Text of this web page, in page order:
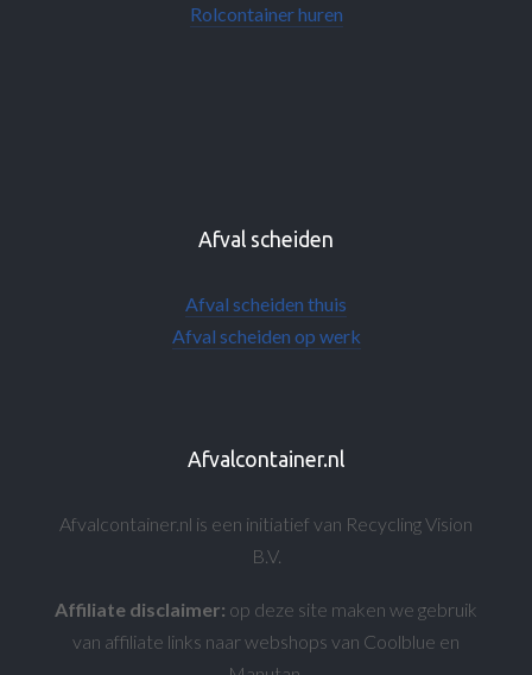
Rolcontainer huren
Afval scheiden
Afval scheiden thuis
Afval scheiden op werk
Afvalcontainer.nl
Afvalcontainer.nl is een initiatief van Recycling Vision
B.V.
Affiliate disclaimer: op deze site maken we gebruik
van affiliate links naar webshops van Coolblue en